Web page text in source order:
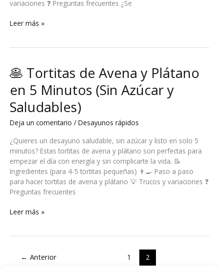
variaciones ❓ Preguntas frecuentes ¿Se
🥫
Jamón
(Desayuno
Proteico
en
3
Minutos)
Leer más »
🥞 Tortitas de Avena y Plátano
en 5 Minutos (Sin Azúcar y
Saludables)
Deja un comentario / Desayunos rápidos
¿Quieres un desayuno saludable, sin azúcar y listo en solo 5
minutos? Estas tortitas de avena y plátano son perfectas para
empezar el día con energía y sin complicarte la vida. 📝
Ingredientes (para 4-5 tortitas pequeñas) 👨‍🍳 Paso a paso
para hacer tortitas de avena y plátano 💡 Trucos y variaciones ❓
Preguntas frecuentes
🥞
Plátano
Leer más »
← Anterior 1 2